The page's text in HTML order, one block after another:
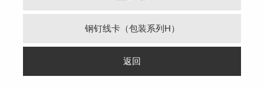
钢钉线卡（包装系列H）
返回